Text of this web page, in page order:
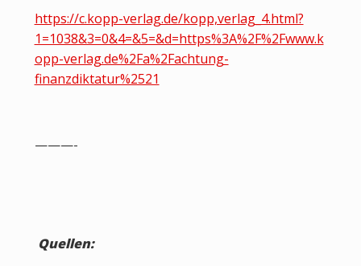
https://c.kopp-verlag.de/kopp,verlag_4.html?
1=1038&3=0&4=&5=&d=https%3A%2F%2Fwww.k
opp-verlag.de%2Fa%2Fachtung-
finanzdiktatur%2521
———-
Quellen: